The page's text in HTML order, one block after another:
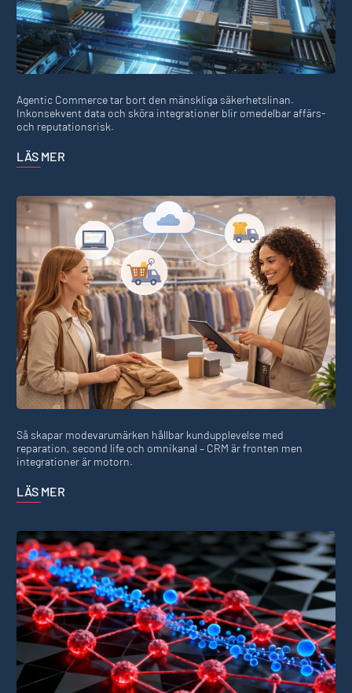
Agentic Commerce tar bort den mänskliga säkerhetslinan.
Inkonsekvent data och sköra integrationer blir omedelbar affärs-
och reputationsrisk.
LÄS MER
Så skapar modevarumärken hållbar kundupplevelse med
reparation, second life och omnikanal – CRM är fronten men
integrationer är motorn.
LÄS MER